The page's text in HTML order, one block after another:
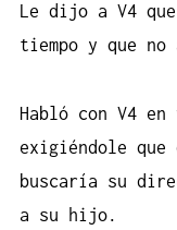
Le dijo a V4
tiempo y que no
Habló con V4 en
exigiéndole
buscaría su
a su hijo.